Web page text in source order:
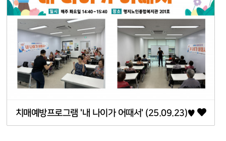
치매예방프로그램 '내 나이가 어때서' (25.09.23)♥